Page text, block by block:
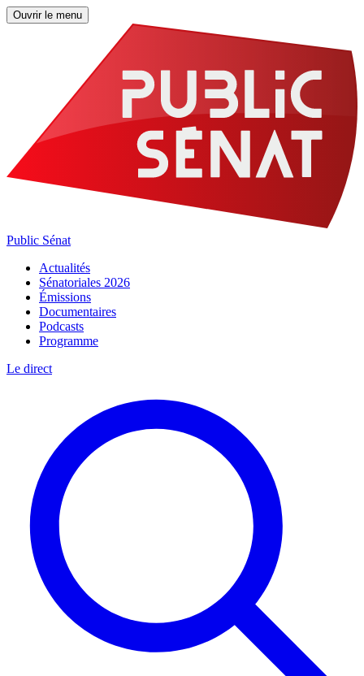
Ouvrir le menu
Public Sénat
Actualités
Sénatoriales 2026
Émissions
Documentaires
Podcasts
Programme
Le direct